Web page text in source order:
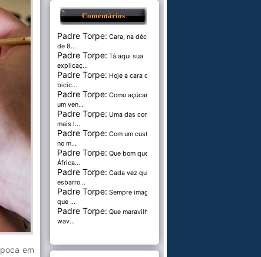
em
Comentários
Padre Torpe: Cara, na década
de 8...
Padre Torpe: Tá aqui sua
explicaç...
Padre Torpe: Hoje a cara de
bicic...
Padre Torpe: Como açúcar é
um ven...
Padre Torpe: Uma das cores
mais l...
Padre Torpe: Com um custo de
no m...
Padre Torpe: Que bom que a
África...
Padre Torpe: Cada vez que
esbarro...
Padre Torpe: Sempre imaginei
que ...
Padre Torpe: Que maravilha de
wav...